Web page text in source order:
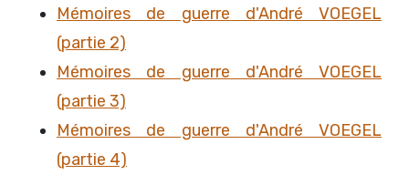
Mémoires de guerre d'André VOEGEL
(partie 2)
Mémoires de guerre d'André VOEGEL
(partie 3)
Mémoires de guerre d'André VOEGEL
(partie 4)